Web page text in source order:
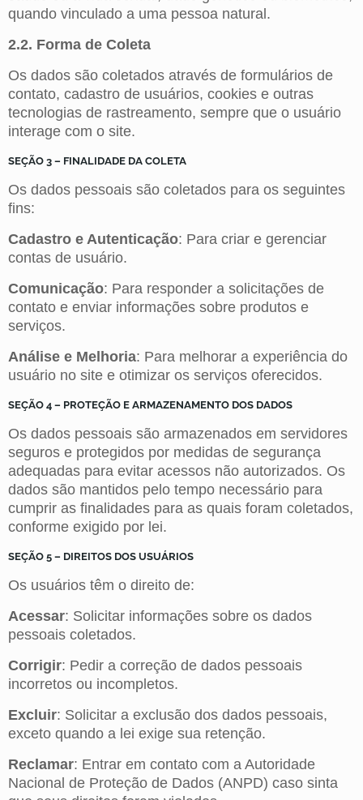
quando vinculado a uma pessoa natural.
2.2. Forma de Coleta
Os dados são coletados através de formulários de
contato, cadastro de usuários, cookies e outras
tecnologias de rastreamento, sempre que o usuário
interage com o site.
SEÇÃO 3 – FINALIDADE DA COLETA
Os dados pessoais são coletados para os seguintes
fins:
Cadastro e Autenticação: Para criar e gerenciar
contas de usuário.
Comunicação: Para responder a solicitações de
contato e enviar informações sobre produtos e
serviços.
Análise e Melhoria: Para melhorar a experiência do
usuário no site e otimizar os serviços oferecidos.
SEÇÃO 4 – PROTEÇÃO E ARMAZENAMENTO DOS DADOS
Os dados pessoais são armazenados em servidores
seguros e protegidos por medidas de segurança
adequadas para evitar acessos não autorizados. Os
dados são mantidos pelo tempo necessário para
cumprir as finalidades para as quais foram coletados,
conforme exigido por lei.
SEÇÃO 5 – DIREITOS DOS USUÁRIOS
Os usuários têm o direito de:
Acessar: Solicitar informações sobre os dados
pessoais coletados.
Corrigir: Pedir a correção de dados pessoais
incorretos ou incompletos.
Excluir: Solicitar a exclusão dos dados pessoais,
exceto quando a lei exige sua retenção.
Reclamar: Entrar em contato com a Autoridade
Nacional de Proteção de Dados (ANPD) caso sinta